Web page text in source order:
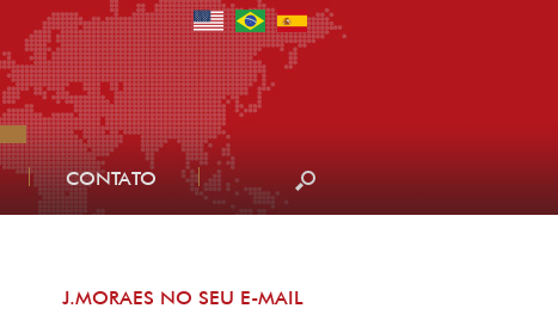
CONTATO
J.MORAES NO SEU E-MAIL